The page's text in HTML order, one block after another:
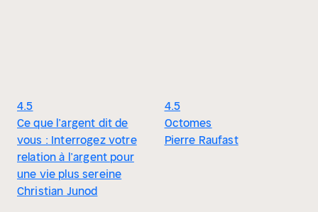
4.5
Ce que l’argent dit de
vous : Interrogez votre
relation à l’argent pour
une vie plus sereine
Christian Junod
4.5
Octomes
Pierre Raufast